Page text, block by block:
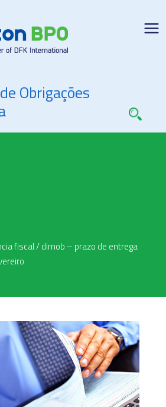
Obrigações
fiscal/dimob – prazo de entrega